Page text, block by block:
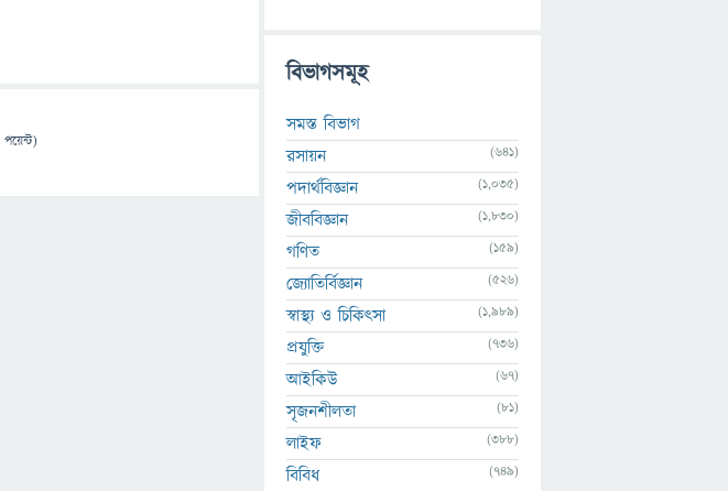
পয়েন্ট)
বিভাগসমূহ
সমস্ত বিভাগ
রসায়ন
(641)
পদার্থবিজ্ঞান (1,035)
জীববিজ্ঞান (1,830)
গণিত (159)
জ্যোতির্বিজ্ঞান (526)
স্বাস্থ্য ও চিকিৎসা (1,989)
প্রযুক্তি (736)
আইকিউ (67)
সৃজনশীলতা (81)
লাইফ (388)
বিবিধ (749)